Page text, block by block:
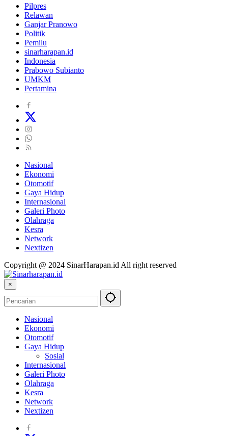
Pilpres
Relawan
Ganjar Pranowo
Politik
Pemilu
sinarharapan.id
Indonesia
Prabowo Subianto
UMKM
Pertamina
Nasional
Ekonomi
Otomotif
Gaya Hidup
Internasional
Galeri Photo
Olahraga
Kesra
Network
Nextizen
Copyright @ 2024 SinarHarapan.id All right reserved
×
Nasional
Ekonomi
Otomotif
Gaya Hidup
Sosial
Internasional
Galeri Photo
Olahraga
Kesra
Network
Nextizen